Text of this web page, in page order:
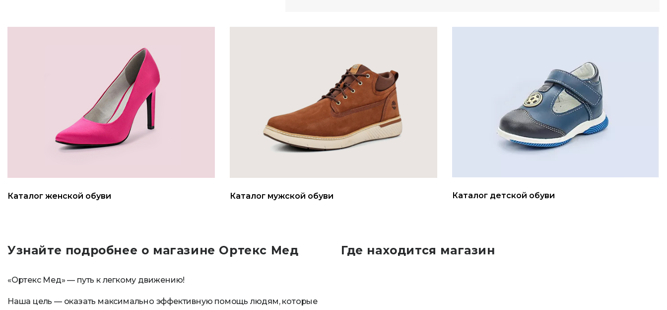
Каталог женской обуви Каталог мужской обуви Каталог детской обуви
Узнайте подробнее о магазине Ортекс Мед
«Ортекс Мед» — путь к легкому движению!
Наша цель — оказать максимально эффективную помощь людям, которые
Где находится магазин